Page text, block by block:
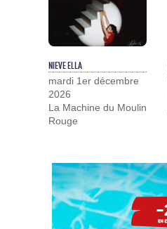
NIEVE ELLA
mardi 1er décembre
2026
La Machine du Moulin
Rouge